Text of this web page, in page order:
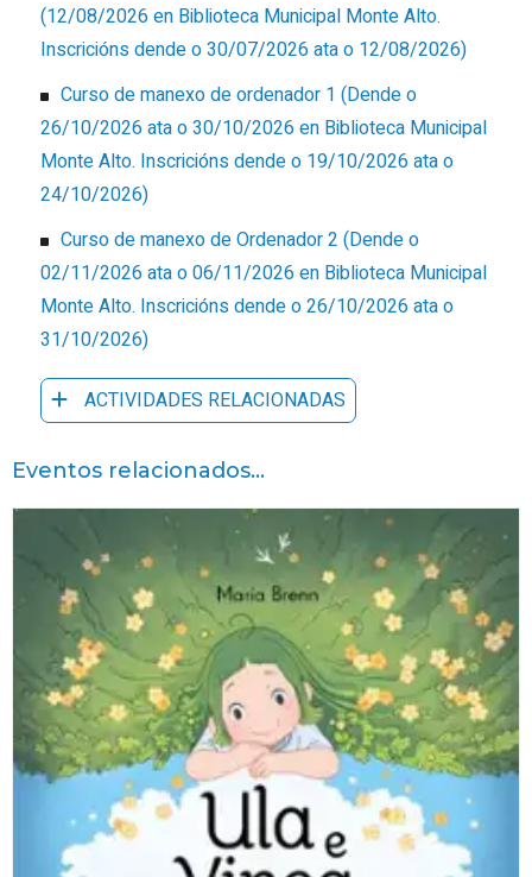
(12/08/2026 en Biblioteca Municipal Monte Alto.
Inscricións dende o 30/07/2026 ata o 12/08/2026)
Curso de manexo de ordenador 1 (Dende o
26/10/2026 ata o 30/10/2026 en Biblioteca Municipal
Monte Alto. Inscricións dende o 19/10/2026 ata o
24/10/2026)
Curso de manexo de Ordenador 2 (Dende o
02/11/2026 ata o 06/11/2026 en Biblioteca Municipal
Monte Alto. Inscricións dende o 26/10/2026 ata o
31/10/2026)
ACTIVIDADES RELACIONADAS
Eventos relacionados...